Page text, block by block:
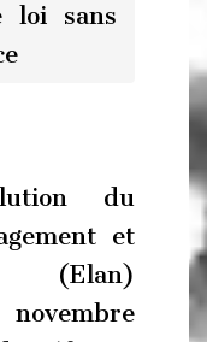
loi sans
du
et
(Elan)